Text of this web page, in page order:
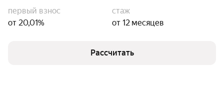
первый взнос
от 20,01%
стаж
от 12 месяцев
Рассчитать